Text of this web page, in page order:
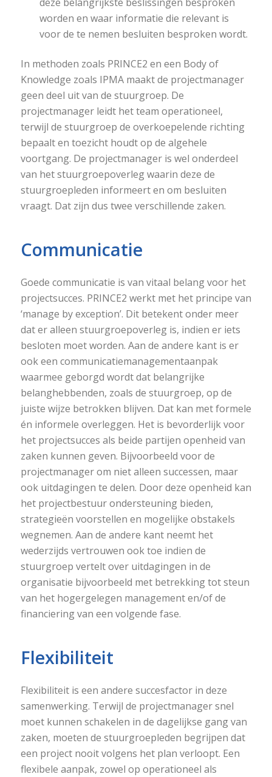
worden en waar informatie die relevant is
voor de te nemen besluiten besproken wordt.
In methoden zoals PRINCE2 en een Body of
Knowledge zoals IPMA maakt de projectmanager
geen deel uit van de stuurgroep. De
projectmanager leidt het team operationeel,
terwijl de stuurgroep de overkoepelende richting
bepaalt en toezicht houdt op de algehele
voortgang. De projectmanager is wel onderdeel
van het stuurgroepoverleg waarin deze de
stuurgroepleden informeert en om besluiten
vraagt. Dat zijn dus twee verschillende zaken.
Communicatie
Goede communicatie is van vitaal belang voor het
projectsucces. PRINCE2 werkt met het principe van
‘manage by exception’. Dit betekent onder meer
dat er alleen stuurgroepoverleg is, indien er iets
besloten moet worden. Aan de andere kant is er
ook een communicatiemanagementaanpak
waarmee geborgd wordt dat belangrijke
belanghebbenden, zoals de stuurgroep, op de
juiste wijze betrokken blijven. Dat kan met formele
én informele overleggen. Het is bevorderlijk voor
het projectsucces als beide partijen openheid van
zaken kunnen geven. Bijvoorbeeld voor de
projectmanager om niet alleen successen, maar
ook uitdagingen te delen. Door deze openheid kan
het projectbestuur ondersteuning bieden,
strategieën voorstellen en mogelijke obstakels
wegnemen. Aan de andere kant neemt het
wederzijds vertrouwen ook toe indien de
stuurgroep vertelt over uitdagingen in de
organisatie bijvoorbeeld met betrekking tot steun
van het hogergelegen management en/of de
financiering van een volgende fase.
Flexibiliteit
Flexibiliteit is een andere succesfactor in deze
samenwerking. Terwijl de projectmanager snel
moet kunnen schakelen in de dagelijkse gang van
zaken, moeten de stuurgroepleden begrijpen dat
een project nooit volgens het plan verloopt. Een
flexibele aanpak, zowel op operationeel als